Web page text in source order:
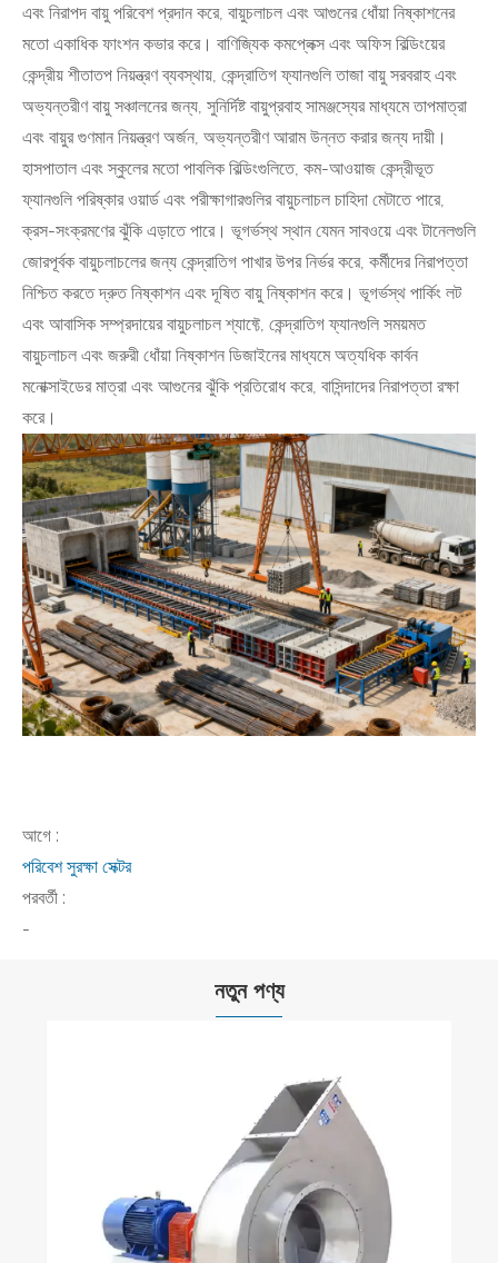
এবং নিরাপদ বায়ু পরিবেশ প্রদান করে, বায়ুচলাচল এবং আগুনের ধোঁয়া নিষ্কাশনের
মতো একাধিক ফাংশন কভার করে। বাণিজ্যিক কমপ্লেক্স এবং অফিস বিল্ডিংয়ের
কেন্দ্রীয় শীতাতপ নিয়ন্ত্রণ ব্যবস্থায়, কেন্দ্রাতিগ ফ্যানগুলি তাজা বায়ু সরবরাহ এবং
অভ্যন্তরীণ বায়ু সঞ্চালনের জন্য, সুনির্দিষ্ট বায়ুপ্রবাহ সামঞ্জস্যের মাধ্যমে তাপমাত্রা
এবং বায়ুর গুণমান নিয়ন্ত্রণ অর্জন, অভ্যন্তরীণ আরাম উন্নত করার জন্য দায়ী।
হাসপাতাল এবং স্কুলের মতো পাবলিক বিল্ডিংগুলিতে, কম-আওয়াজ কেন্দ্রীভূত
ফ্যানগুলি পরিষ্কার ওয়ার্ড এবং পরীক্ষাগারগুলির বায়ুচলাচল চাহিদা মেটাতে পারে,
ক্রস-সংক্রমণের ঝুঁকি এড়াতে পারে। ভূগর্ভস্থ স্থান যেমন সাবওয়ে এবং টানেলগুলি
জোরপূর্বক বায়ুচলাচলের জন্য কেন্দ্রাতিগ পাখার উপর নির্ভর করে, কর্মীদের নিরাপত্তা
নিশ্চিত করতে দ্রুত নিষ্কাশন এবং দূষিত বায়ু নিষ্কাশন করে। ভূগর্ভস্থ পার্কিং লট
এবং আবাসিক সম্প্রদায়ের বায়ুচলাচল শ্যাফ্টে, কেন্দ্রাতিগ ফ্যানগুলি সময়মত
বায়ুচলাচল এবং জরুরী ধোঁয়া নিষ্কাশন ডিজাইনের মাধ্যমে অত্যধিক কার্বন
মনোক্সাইডের মাত্রা এবং আগুনের ঝুঁকি প্রতিরোধ করে, বাসিন্দাদের নিরাপত্তা রক্ষা
করে।
আগে :
পরিবেশ সুরক্ষা সেক্টর
পরবর্তী :
-
নতুন পণ্য